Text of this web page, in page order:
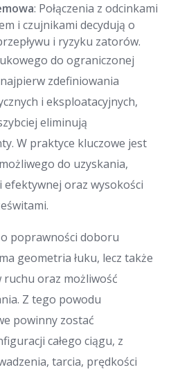
: Połączenia z odcinkami
i czujnikami decydują o
i ryzyku zatorów.
do ograniczonej
zdefiniowania
i eksploatacyjnych,
eliminują
W praktyce kluczowe jest
do uzyskania,
oraz wysokości
o poprawności doboru
geometria łuku, lecz także
ruchu oraz możliwość
Z tego powodu
powinny zostać
całego ciągu, z
tarcia, prędkości